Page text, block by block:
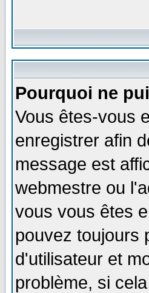
Pourquoi ne
Vous êtes-vous
enregistrer afin
message est
webmestre ou
vous vous êtes
pouvez toujours
d'utilisateur et
problème, si